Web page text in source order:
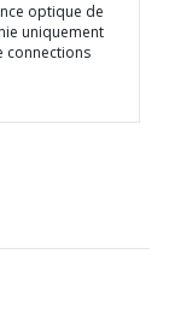
optique de
uniquement
connections